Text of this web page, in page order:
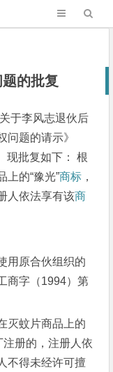
的批复
于李风志退伙后
问题的请示》
现批复如下： 根
上的“豫光”商标 ，
人依法享有该商
原合伙组织的
商字（1994）第
蚊片商品上的
注册的，注册人依
不得未经许可擅